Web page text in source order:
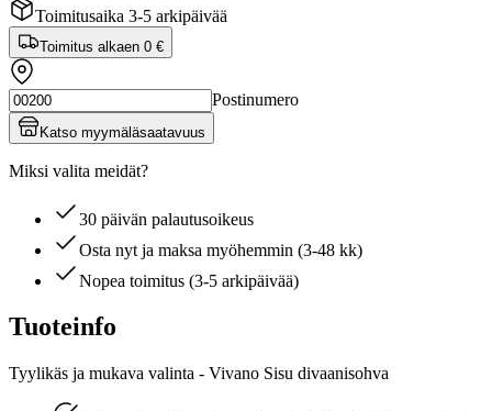
Toimitusaika 3-5 arkipäivää
Toimitus alkaen 0 €
Postinumero
Katso myymäläsaatavuus
Miksi valita meidät?
30 päivän palautusoikeus
Osta nyt ja maksa myöhemmin (3-48 kk)
Nopea toimitus (3-5 arkipäivää)
Tuoteinfo
Tyylikäs ja mukava valinta - Vivano Sisu divaanisohva